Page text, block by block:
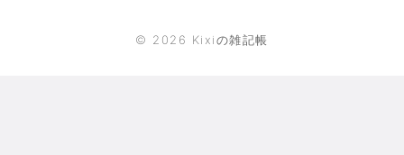
© 2026 Kixiの雑記帳